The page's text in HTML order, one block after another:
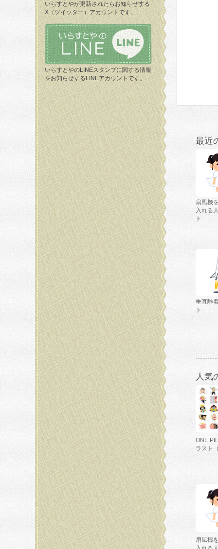
いらすとやが更新されたらお知らせする
X（ツイッター）アカウントです。
いらすとやのLINEスタンプに関する情報
をお知らせするLINEアカウントです。
最近
扇風機
入れる
ト
垂直離
ト
人気
ONE
ラスト
扇風機